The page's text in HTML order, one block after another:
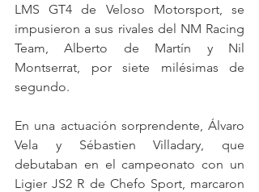
LMS GT4 de Veloso Motorsport, se
impusieron a sus rivales del NM Racing
Team, Alberto de Martín y Nil
Montserrat, por siete milésimas de
segundo.
En una actuación sorprendente, Álvaro
Vela y Sébastien Villadary, que
debutaban en el campeonato con un
Ligier JS2 R de Chefo Sport, marcaron